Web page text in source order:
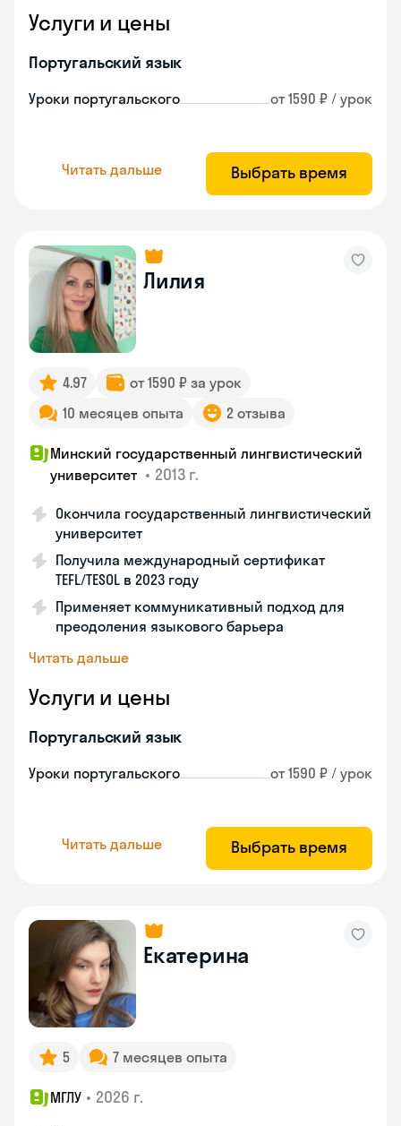
Услуги и цены
Португальский язык
Уроки португальского от 1590 ₽ / урок
Читать дальше Выбрать время
Лилия
4.97
от 1590 ₽ за урок
10 месяцев опыта
2 отзыва
Минский государственный лингвистический
университет • 2013 г.
Окончила государственный лингвистический
университет
Получила международный сертификат
TEFL/TESOL в 2023 году
Применяет коммуникативный подход для
преодоления языкового барьера
Читать дальше
Услуги и цены
Португальский язык
Уроки португальского от 1590 ₽ / урок
Читать дальше Выбрать время
Екатерина
5 7 месяцев опыта
МГЛУ • 2026 г.